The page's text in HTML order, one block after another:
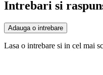
Intrebari si
Adauga o intrebare
Lasa o intrebare si in cel mai